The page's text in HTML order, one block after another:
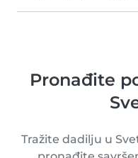
Pronađite
Tražite dadilju u